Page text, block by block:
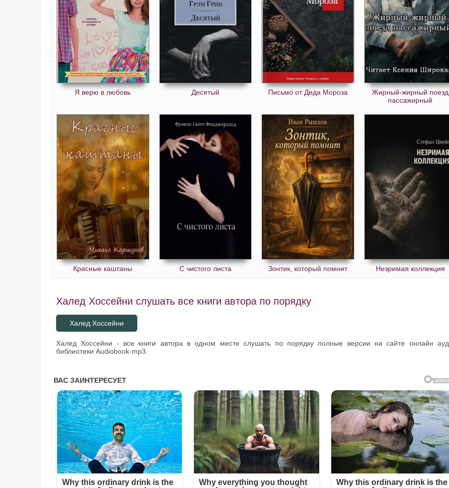
Я верю в любовь Десятый Письмо от Деда Мороза
Жирный-жирный поезд
пассажирный
Красные каштаны С чистого листа Зонтик, который помнит Незримая коллекция
Халед Хоссейни слушать все книги автора по порядку
Халед Хоссейни
Халед Хоссейни - все книги автора в одном месте слушать по порядку полные версии на сайте онлайн
библиотеки Audiobook-mp3.